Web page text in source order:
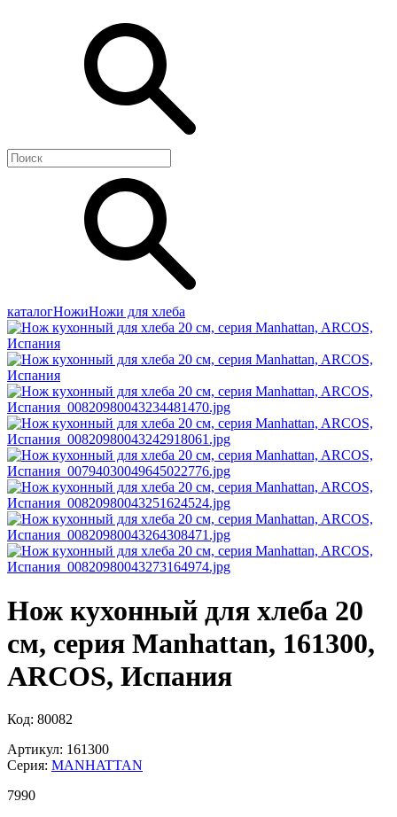
каталогНожиНожи для хлеба
Нож кухонный для хлеба 20
см, серия Manhattan, 161300,
ARCOS, Испания
Код: 80082
Артикул: 161300
Серия: MANHATTAN
7990